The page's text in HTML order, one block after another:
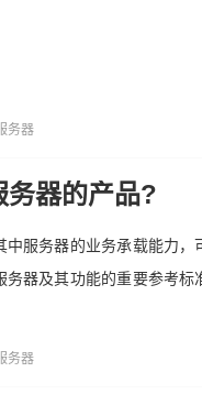
务器
务器的产品?
服务器的业务承载能力
器及其功能的重要参考
务器